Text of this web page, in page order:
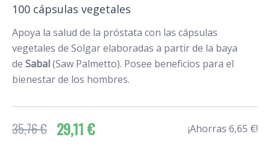
100 cápsulas vegetales
Apoya la salud de la próstata con las cápsulas
vegetales de Solgar elaboradas a partir de la baya
de Sabal(Saw Palmetto). Posee beneficios para el
bienestar de los hombres.
35,76 € 29,11 € ¡Ahorras 6,65 €!